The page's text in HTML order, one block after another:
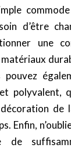
d’être
une
pouvez
polyvalent,
de
Enfin,
de